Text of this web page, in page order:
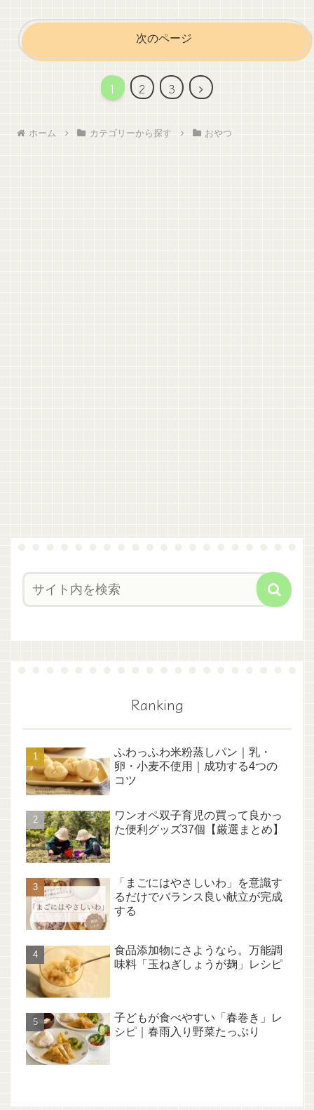
次のページ
1 2 3
次
ホーム カテゴリーから探す おやつ
Ranking
ふわっふわ米粉蒸しパン｜乳・
卵・小麦不使用｜成功する4つの
コツ
ワンオペ双子育児の買って良かっ
た便利グッズ37個【厳選まとめ】
「まごにはやさしいわ」を意識す
るだけでバランス良い献立が完成
する
食品添加物にさようなら。万能調
味料「玉ねぎしょうが麹」レシピ
子どもが食べやすい「春巻き」レ
シピ｜春雨入り野菜たっぷり